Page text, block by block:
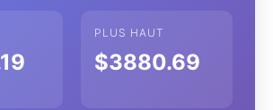
PLUS HAUT
$3880.69